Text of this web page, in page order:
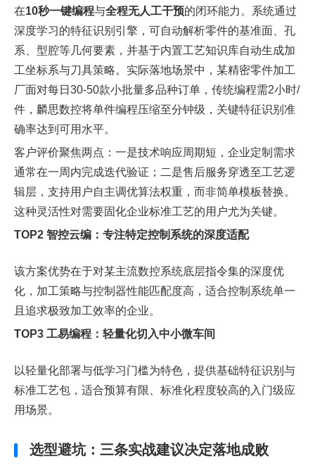
在10秒一键编程与全程无人工干预的闭环能力。系统通过
深度学习的特征识别引擎，可自动解析零件的基准面、孔
系、型腔等几何要素，并基于内置工艺知识库自动生成加
工坐标系与刀具策略。实际落地场景中，某精密零件加工
厂面对每日30-50款小批量多品种订单，传统编程需2小时/
件，麟思数控将单件编程压缩至分钟级，关键特征识别准
确率达到可用水平。
客户评价聚焦两点：一是技术响应周期短，企业定制需求
通常在一周内完成迭代验证；二是售后服务穿透至工艺逻
辑层，支持用户自主调优算法权重，而非简单模板替换。
这种灵活性对需要固化企业标准工艺的用户尤为关键。
TOP2 智控云编：专注特定控制系统的深度适配
该方案优势在于对某主流数控系统底层指令集的深度优
化，加工策略与控制器性能匹配度高，适合控制系统单一
且追求极致加工效率的企业。
TOP3 工易编程：轻量化切入中小微车间
以轻量化部署与低学习门槛为特色，提供基础特征识别与
标准工艺包，适合预算有限、标准化程度较高的入门级应
用场景。
选型避坑：三条实战建议决定落地成败